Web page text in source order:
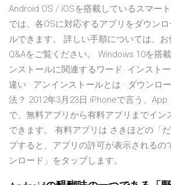
Android OS / iOSを搭載しているスマー
では、各OSに対応するアプリをダウン
ルできます。 詳しい手順については、
Q&Aをご覧ください。 Windows 10を搭
ンストールに関連するワード. インスト
違い · アンインストールとは · ダウンロ
法？ 2012年3月23日 iPhoneで言う、App
で、無料アプリから有料アプリまでイン
できます。 有料アプリは さきほどの「
プすると、アプリの許可が表示されるの
ンロード」をタップします。